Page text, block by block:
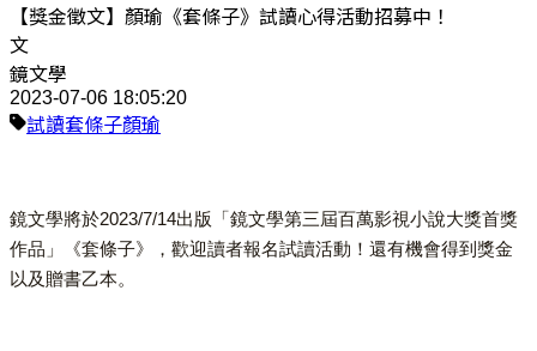
【獎金徵文】顏瑜《套條子》試讀心得活動招募中！
文
鏡文學
2023-07-06 18:05:20
試讀套條子顏瑜
鏡文學將於2023/7/14出版「鏡文學第三屆百萬影視小說大獎首獎
作品」《套條子》，歡迎讀者報名試讀活動！還有機會得到獎金
以及贈書乙本。